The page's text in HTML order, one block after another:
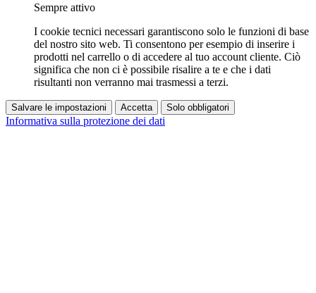
Sempre attivo
I cookie tecnici necessari garantiscono solo le funzioni di base
del nostro sito web. Ti consentono per esempio di inserire i
prodotti nel carrello o di accedere al tuo account cliente. Ciò
significa che non ci è possibile risalire a te e che i dati
risultanti non verranno mai trasmessi a terzi.
Salvare le impostazioni Accetta Solo obbligatori
Informativa sulla protezione dei dati